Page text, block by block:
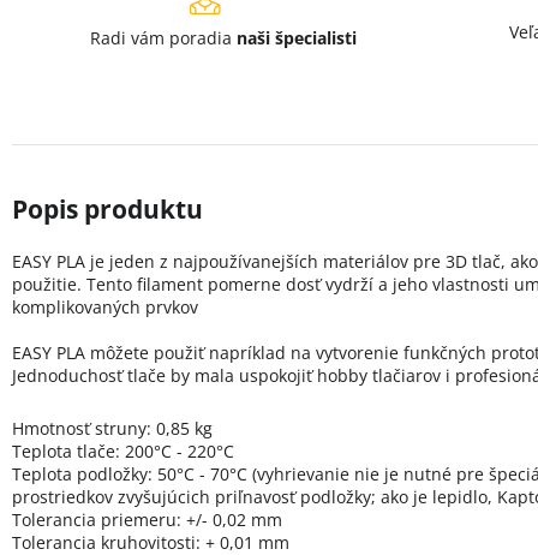
Radi vám poradia naši špecialisti
EASY PLA je jeden z najpoužívanejších materiálov pre 3D tlač,
použitie. Tento filament pomerne dosť vydrží a jeho vlastnosti
komplikovaných prvkov
EASY PLA môžete použiť napríklad na vytvorenie funkčných
Jednoduchosť tlače by mala uspokojiť hobby tlačiarov i
Hmotnosť struny: 0,85 kg
Teplota tlače: 200°C - 220°C
Teplota podložky: 50°C - 70°C (vyhrievanie nie je nutné pre
prostriedkov zvyšujúcich priľnavosť podložky; ako je lepidlo,
Tolerancia priemeru: +/- 0,02 mm
Tolerancia kruhovitosti: + 0,01 mm